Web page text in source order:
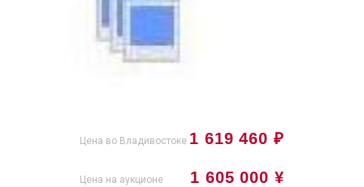
1 619 460 ₽
Цена во Владивостоке
1 605 000 ¥
Цена на аукционе